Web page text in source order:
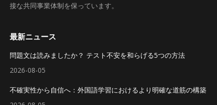
接な共同事業体制を保っています。
最新ニュース
問題文は読みましたか？ テスト不安を和らげる5つの方法
2026-08-05
不確実性から自信へ：外国語学習におけるより明確な道筋の構築